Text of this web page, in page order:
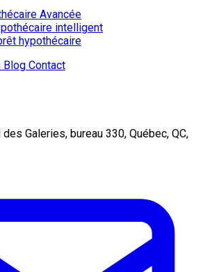
Avancée
intelligent
hypothécaire
Blog Contact
Galeries, bureau 330, Québec, QC,